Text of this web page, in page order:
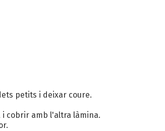
petits i deixar coure.
cobrir amb l'altra làmina.